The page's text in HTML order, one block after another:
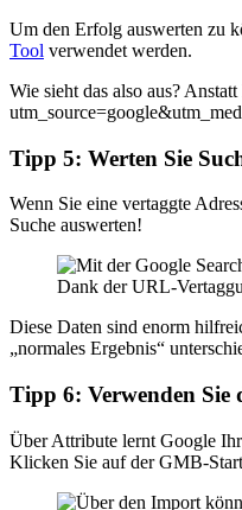
Um den Erfolg auswerten zu
Tool verwendet werden.
Wie sieht das also aus?
Tipp 5: Werten Sie
Wenn Sie eine vertaggte
Suche auswerten!
Dank der URL-
Diese Daten sind enorm
„normales Ergebnis“
Tipp 6: Verwenden Sie
Über Attribute lernt Google
Klicken Sie auf der GMB-